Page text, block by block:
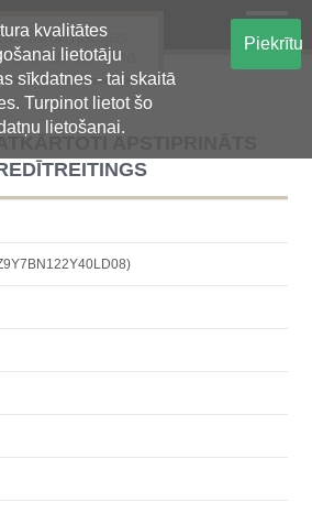
kvalitātes
lietotāju
sīkdatnes - tai skaitā
Turpinot lietot šo
lietošanai.
Piekrītu
informācijas
sistēma
APSTIPRINĀTS